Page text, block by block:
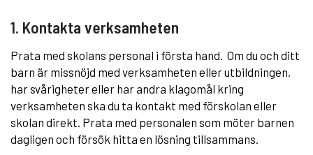
1. Kontakta verksamheten
Prata med skolans personal i första hand. Om du och ditt
barn är missnöjd med verksamheten eller utbildningen,
har svårigheter eller har andra klagomål kring
verksamheten ska du ta kontakt med förskolan eller
skolan direkt. Prata med personalen som möter barnen
dagligen och försök hitta en lösning tillsammans.